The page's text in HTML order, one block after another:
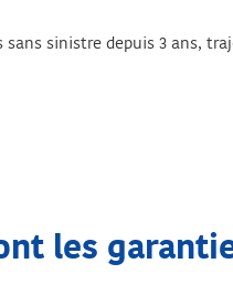
sinistre depuis 3 ans,
les